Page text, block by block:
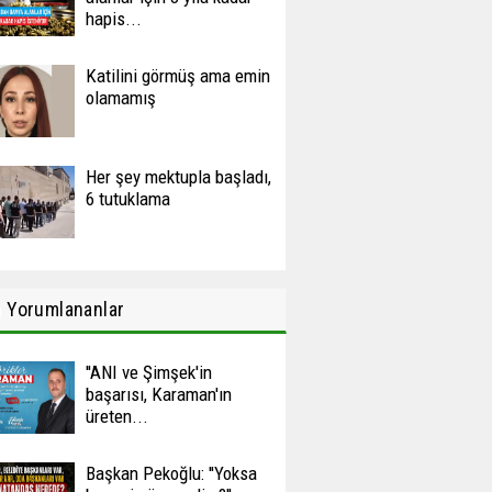
hapis...
Katilini görmüş ama emin
olamamış
Her şey mektupla başladı,
6 tutuklama
Yorumlananlar
''ANI ve Şimşek'in
başarısı, Karaman'ın
üreten...
Başkan Pekoğlu: ''Yoksa